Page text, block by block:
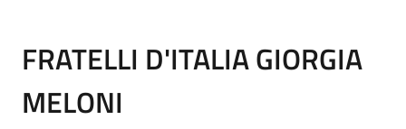
FRATELLI D'ITALIA GIORGIA
MELONI